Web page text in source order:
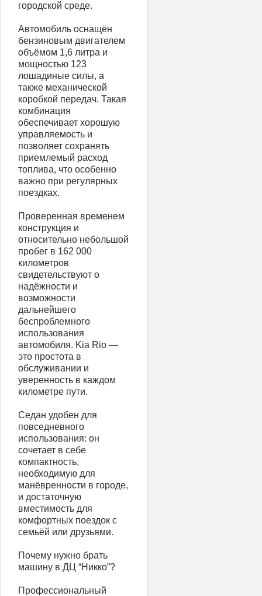
городской среде.
Автомобиль оснащён
бензиновым двигателем
объёмом 1,6 литра и
мощностью 123
лошадиные силы, а
также механической
коробкой передач. Такая
комбинация
обеспечивает хорошую
управляемость и
позволяет сохранять
приемлемый расход
топлива, что особенно
важно при регулярных
поездках.
Проверенная временем
конструкция и
относительно небольшой
пробег в 162 000
километров
свидетельствуют о
надёжности и
возможности
дальнейшего
беспроблемного
использования
автомобиля. Kia Rio —
это простота в
обслуживании и
уверенность в каждом
километре пути.
Седан удобен для
повседневного
использования: он
сочетает в себе
компактность,
необходимую для
манёвренности в городе,
и достаточную
вместимость для
комфортных поездок с
семьёй или друзьями.
Почему нужно брать
машину в ДЦ “Никко”?
Профессиональный